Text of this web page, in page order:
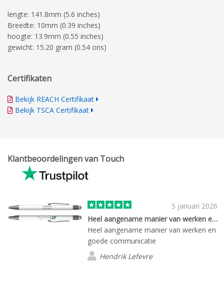
lengte: 141.8mm (5.6 inches)
Breedte: 10mm (0.39 inches)
hoogte: 13.9mm (0.55 inches)
gewicht: 15.20 gram (0.54 ons)
Certifikaten
Bekijk REACH Certifikaat
Bekijk TSCA Certifikaat
Klantbeoordelingen van Touch
5 januari 2026
Heel aangename manier van werken en…
Heel aangename manier van werken en
goede communicatie
Hendrik Lefevre